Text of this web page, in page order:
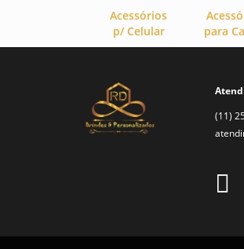
Acessórios
p/ Celular
para
(11)